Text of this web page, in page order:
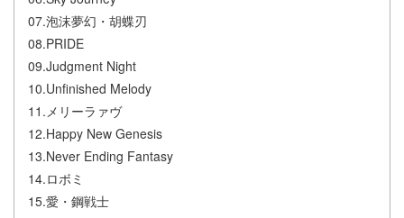
07.泡沫夢幻・胡蝶刃
08.PRIDE
09.Judgment Night
10.Unfinished Melody
11.メリーラァヴ
12.Happy New Genesis
13.Never Ending Fantasy
14.ロボミ
15.愛・鋼戦士